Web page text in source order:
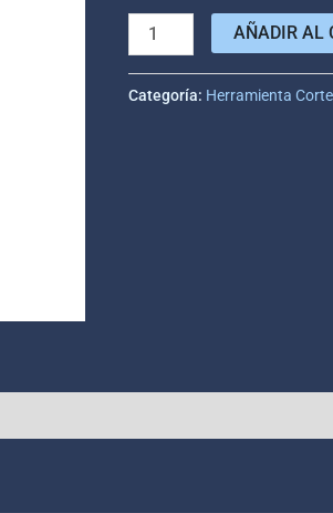
AÑADIR AL
Categoría: Herramienta Corte